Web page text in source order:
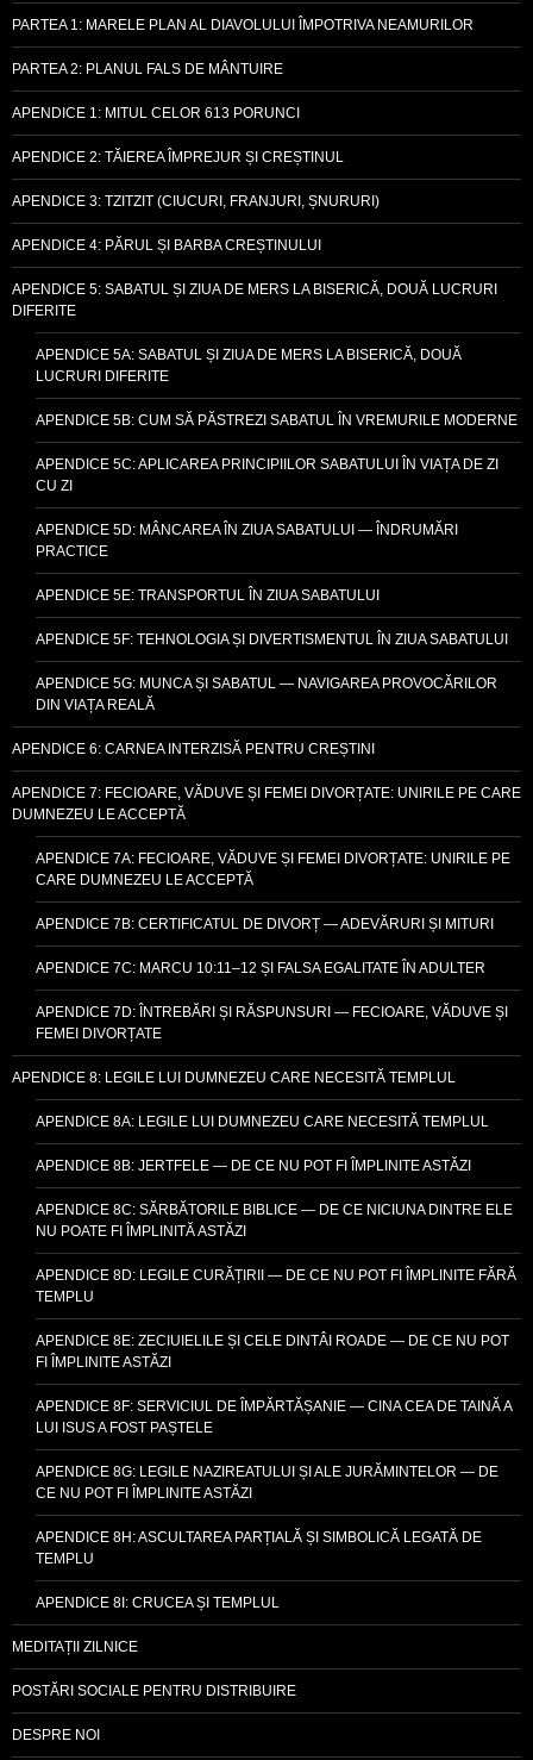
PARTEA 1: MARELE PLAN AL DIAVOLULUI ÎMPOTRIVA NEAMURILOR
PARTEA 2: PLANUL FALS DE MÂNTUIRE
APENDICE 1: MITUL CELOR 613 PORUNCI
APENDICE 2: TĂIEREA ÎMPREJUR ȘI CREȘTINUL
APENDICE 3: TZITZIT (CIUCURI, FRANJURI, ȘNURURI)
APENDICE 4: PĂRUL ȘI BARBA CREȘTINULUI
APENDICE 5: SABATUL ȘI ZIUA DE MERS LA BISERICĂ, DOUĂ LUCRURI
DIFERITE
APENDICE 5A: SABATUL ȘI ZIUA DE MERS LA BISERICĂ, DOUĂ
LUCRURI DIFERITE
APENDICE 5B: CUM SĂ PĂSTREZI SABATUL ÎN VREMURILE MODERNE
APENDICE 5C: APLICAREA PRINCIPIILOR SABATULUI ÎN VIAȚA DE ZI
CU ZI
APENDICE 5D: MÂNCAREA ÎN ZIUA SABATULUI — ÎNDRUMĂRI
PRACTICE
APENDICE 5E: TRANSPORTUL ÎN ZIUA SABATULUI
APENDICE 5F: TEHNOLOGIA ȘI DIVERTISMENTUL ÎN ZIUA SABATULUI
APENDICE 5G: MUNCA ȘI SABATUL — NAVIGAREA PROVOCĂRILOR
DIN VIAȚA REALĂ
APENDICE 6: CARNEA INTERZISĂ PENTRU CREȘTINI
APENDICE 7: FECIOARE, VĂDUVE ȘI FEMEI DIVORȚATE: UNIRILE PE CARE
DUMNEZEU LE ACCEPTĂ
APENDICE 7A: FECIOARE, VĂDUVE ȘI FEMEI DIVORȚATE: UNIRILE PE
CARE DUMNEZEU LE ACCEPTĂ
APENDICE 7B: CERTIFICATUL DE DIVORȚ — ADEVĂRURI ȘI MITURI
APENDICE 7C: MARCU 10:11–12 ȘI FALSA EGALITATE ÎN ADULTER
APENDICE 7D: ÎNTREBĂRI ȘI RĂSPUNSURI — FECIOARE, VĂDUVE ȘI
FEMEI DIVORȚATE
APENDICE 8: LEGILE LUI DUMNEZEU CARE NECESITĂ TEMPLUL
APENDICE 8A: LEGILE LUI DUMNEZEU CARE NECESITĂ TEMPLUL
APENDICE 8B: JERTFELE — DE CE NU POT FI ÎMPLINITE ASTĂZI
APENDICE 8C: SĂRBĂTORILE BIBLICE — DE CE NICIUNA DINTRE ELE
NU POATE FI ÎMPLINITĂ ASTĂZI
APENDICE 8D: LEGILE CURĂȚIRII — DE CE NU POT FI ÎMPLINITE FĂRĂ
TEMPLU
APENDICE 8E: ZECIUIELILE ȘI CELE DINTÂI ROADE — DE CE NU POT
FI ÎMPLINITE ASTĂZI
APENDICE 8F: SERVICIUL DE ÎMPĂRTĂȘANIE — CINA CEA DE TAINĂ A
LUI ISUS A FOST PAȘTELE
APENDICE 8G: LEGILE NAZIREATULUI ȘI ALE JURĂMINTELOR — DE
CE NU POT FI ÎMPLINITE ASTĂZI
APENDICE 8H: ASCULTAREA PARȚIALĂ ȘI SIMBOLICĂ LEGATĂ DE
TEMPLU
APENDICE 8I: CRUCEA ȘI TEMPLUL
MEDITAȚII ZILNICE
POSTĂRI SOCIALE PENTRU DISTRIBUIRE
DESPRE NOI